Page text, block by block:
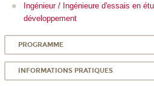
Ingénieur / Ingénieure d'essais en
développement
PROGRAMME
INFORMATIONS PRATIQUES